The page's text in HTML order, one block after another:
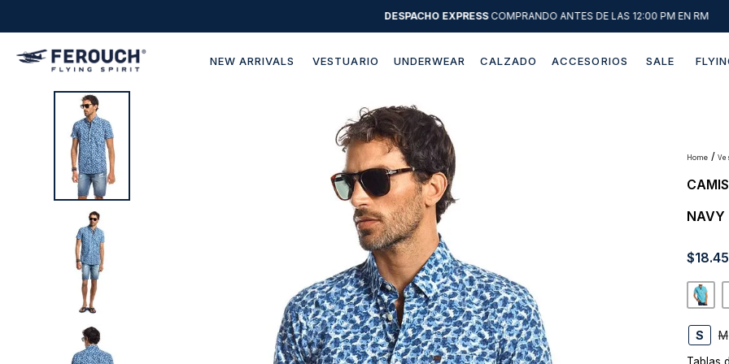
DESPACHO EXPRESSCOMPRANDO ANTES DE LAS 12:00 PM EN RM
NEW ARRIVALS VESTUARIO UNDERWEAR CALZADO ACCESORIOS SALE
NAVY
$18.
S M
Tablas
7.
chaqueta
8.
blazer
9.
poleron